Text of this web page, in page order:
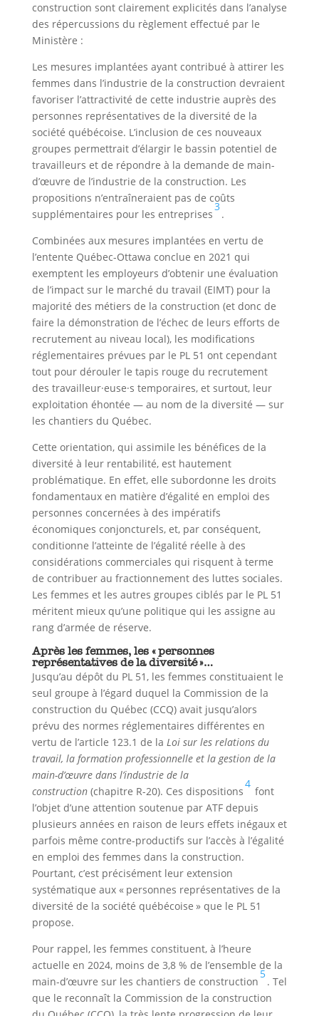
construction sont clairement explicités dans l’analyse
des répercussions du règlement effectué par le
Ministère :
Les mesures implantées ayant contribué à attirer les
femmes dans l’industrie de la construction devraient
favoriser l’attractivité de cette industrie auprès des
personnes représentatives de la diversité de la
société québécoise. L’inclusion de ces nouveaux
groupes permettrait d’élargir le bassin potentiel de
travailleurs et de répondre à la demande de main-
d’œuvre de l’industrie de la construction. Les
propositions n’entraîneraient pas de coûts
supplémentaires pour les entreprises
3
.
Combinées aux mesures implantées en vertu de
l’entente Québec-Ottawa conclue en 2021 qui
exemptent les employeurs d’obtenir une évaluation
de l’impact sur le marché du travail (EIMT) pour la
majorité des métiers de la construction (et donc de
faire la démonstration de l’échec de leurs efforts de
recrutement au niveau local), les modifications
réglementaires prévues par le PL 51 ont cependant
tout pour dérouler le tapis rouge du recrutement
des travailleur·euse·s temporaires, et surtout, leur
exploitation éhontée — au nom de la diversité — sur
les chantiers du Québec.
Cette orientation, qui assimile les bénéfices de la
diversité à leur rentabilité, est hautement
problématique. En effet, elle subordonne les droits
fondamentaux en matière d’égalité en emploi des
personnes concernées à des impératifs
économiques conjoncturels, et, par conséquent,
conditionne l’atteinte de l’égalité réelle à des
considérations commerciales qui risquent à terme
de contribuer au fractionnement des luttes sociales.
Les femmes et les autres groupes ciblés par le PL 51
méritent mieux qu’une politique qui les assigne au
rang d’armée de réserve.
Après les femmes, les « personnes
représentatives de la diversité »…
Jusqu’au dépôt du PL 51, les femmes constituaient le
seul groupe à l’égard duquel la Commission de la
construction du Québec (CCQ) avait jusqu’alors
prévu des normes réglementaires différentes en
vertu de l’article 123.1 de la Loi sur les relations du
travail, la formation professionnelle et la gestion de la
main-d’œuvre dans l’industrie de la
construction(chapitre R-20). Ces dispositions
4
font
l’objet d’une attention soutenue par ATF depuis
plusieurs années en raison de leurs effets inégaux et
parfois même contre-productifs sur l’accès à l’égalité
en emploi des femmes dans la construction.
Pourtant, c’est précisément leur extension
systématique aux « personnes représentatives de la
diversité de la société québécoise » que le PL 51
propose.
Pour rappel, les femmes constituent, à l’heure
actuelle en 2024, moins de 3,8 % de l’ensemble de la
main-d’œuvre sur les chantiers de construction
5
. Tel
que le reconnaît la Commission de la construction